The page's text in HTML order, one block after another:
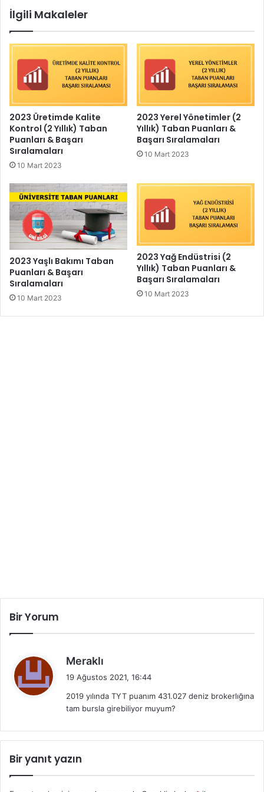
İlgili Makaleler
2023 Üretimde Kalite
Kontrol (2 Yıllık) Taban
Puanları & Başarı
Sıralamaları
10 Mart 2023
2023 Yerel Yönetimler (2
Yıllık) Taban Puanları &
Başarı Sıralamaları
10 Mart 2023
2023 Yaşlı Bakımı Taban
Puanları & Başarı
Sıralamaları
10 Mart 2023
2023 Yağ Endüstrisi (2
Yıllık) Taban Puanları &
Başarı Sıralamaları
10 Mart 2023
Bir Yorum
Meraklı
i
k
:
19 Ağustos 2021, 16:44
2019 yılında TYT puanım 431.027 deniz brokerlığına
tam bursla girebiliyor muyum?
Bir yanıt yazın